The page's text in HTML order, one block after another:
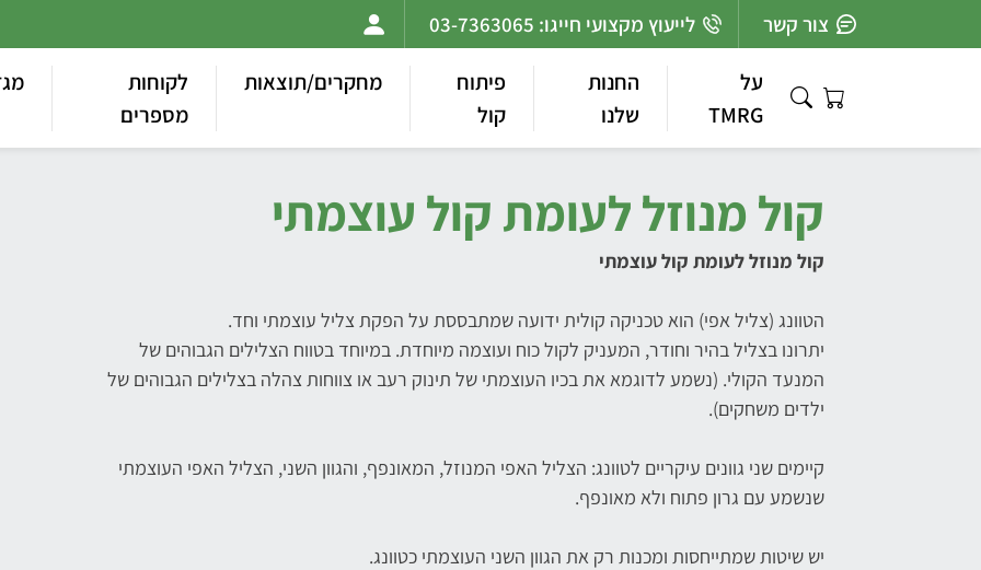
צור קשר לייעוץ מקצועי חייגו: 03-7363065
על
TMRG
החנות
שלנו
פיתוח
קול
מחקרים/תוצאות
לקוחות
מספרים
קול מנוזל לעומת קול עוצמתי
קול מנוזל לעומת קול עוצמתי
הטוונג (צליל אפי) הוא טכניקה קולית ידועה שמתבססת על הפקת צליל עוצמתי וחד.
יתרונו בצליל בהיר וחודר, המעניק לקול כוח ועוצמה מיוחדת. במיוחד בטווח הצלילים הגבוהים של
המנעד הקולי. (נשמע לדוגמא את בכיו העוצמתי של תינוק רעב או צווחות צהלה בצלילים הגבוהים של
ילדים משחקים).
קיימים שני גוונים עיקריים לטוונג: הצליל האפי המנוזל, המאונפף, והגוון השני, הצליל האפי העוצמתי
שנשמע עם גרון פתוח ולא מאונפף.
יש שיטות שמתייחסות ומכנות רק את הגוון השני העוצמתי כטוונג.